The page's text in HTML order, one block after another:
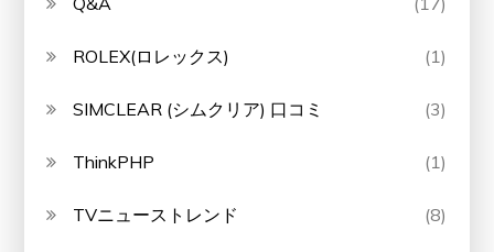
ROLEX(ロレックス) (1)
SIMCLEAR (シムクリア) 口コミ (3)
ThinkPHP (1)
TVニューストレンド (8)